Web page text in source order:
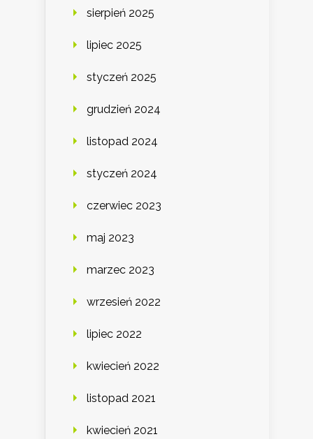
sierpień 2025
lipiec 2025
styczeń 2025
grudzień 2024
listopad 2024
styczeń 2024
czerwiec 2023
maj 2023
marzec 2023
wrzesień 2022
lipiec 2022
kwiecień 2022
listopad 2021
kwiecień 2021